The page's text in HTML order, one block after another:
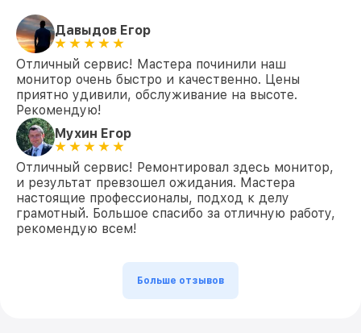
Давыдов Егор
Отличный сервис! Мастера починили наш
монитор очень быстро и качественно. Цены
приятно удивили, обслуживание на высоте.
Рекомендую!
Мухин Егор
Отличный сервис! Ремонтировал здесь монитор,
и результат превзошел ожидания. Мастера
настоящие профессионалы, подход к делу
грамотный. Большое спасибо за отличную работу,
рекомендую всем!
Больше отзывов